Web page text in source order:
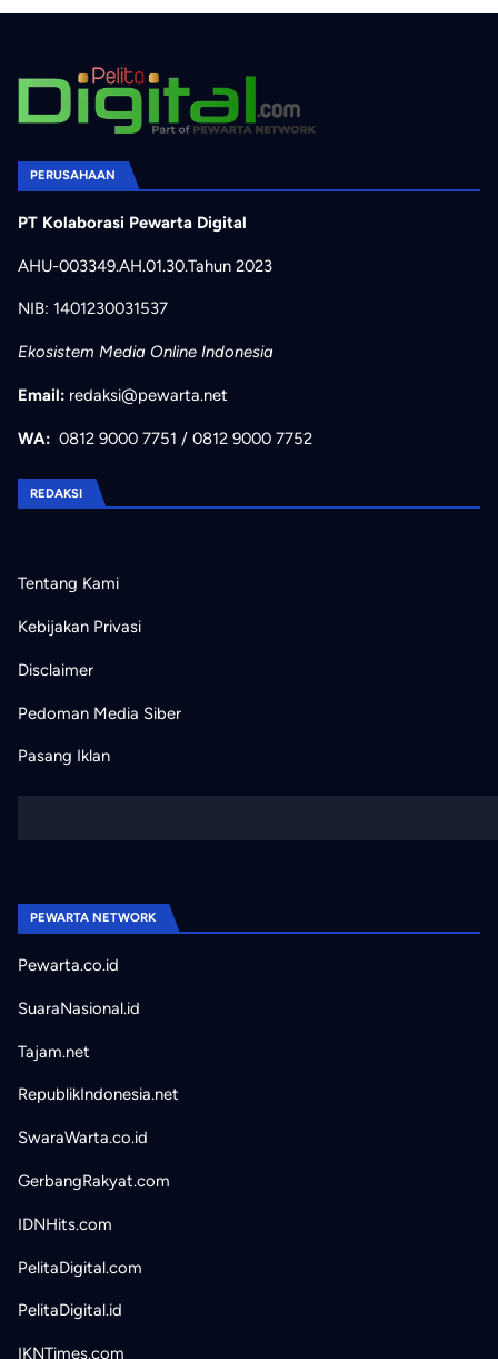
PERUSAHAAN
PT Kolaborasi Pewarta Digital
AHU-003349.AH.01.30.Tahun 2023
NIB: 1401230031537
Ekosistem Media Online Indonesia
Email: redaksi@pewarta.net
WA: 0812 9000 7751 / 0812 9000 7752
REDAKSI
Tentang Kami
Kebijakan Privasi
Disclaimer
Pedoman Media Siber
Pasang Iklan
PEWARTA NETWORK
Pewarta.co.id
SuaraNasional.id
Tajam.net
RepublikIndonesia.net
SwaraWarta.co.id
GerbangRakyat.com
IDNHits.com
PelitaDigital.com
PelitaDigital.id
IKNTimes.com